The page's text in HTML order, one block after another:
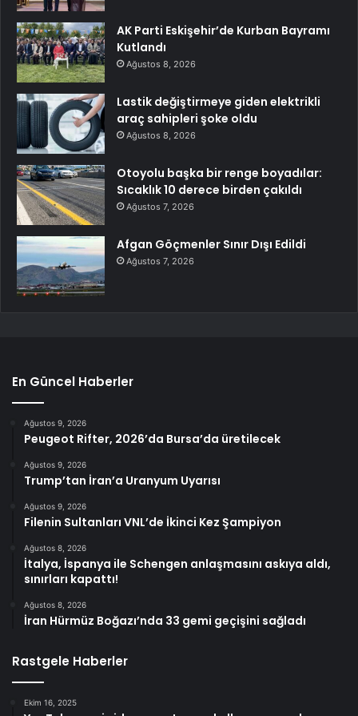
AK Parti Eskişehir’de Kurban Bayramı
Kutlandı
Ağustos 8, 2026
Lastik değiştirmeye giden elektrikli
araç sahipleri şoke oldu
Ağustos 8, 2026
Otoyolu başka bir renge boyadılar:
Sıcaklık 10 derece birden çakıldı
Ağustos 7, 2026
Afgan Göçmenler Sınır Dışı Edildi
Ağustos 7, 2026
En Güncel Haberler
Ağustos 9, 2026
Peugeot Rifter, 2026’da Bursa’da üretilecek
Ağustos 9, 2026
Trump’tan İran’a Uranyum Uyarısı
Ağustos 9, 2026
Filenin Sultanları VNL’de İkinci Kez Şampiyon
Ağustos 8, 2026
İtalya, İspanya ile Schengen anlaşmasını askıya aldı,
sınırları kapattı!
Ağustos 8, 2026
İran Hürmüz Boğazı’nda 33 gemi geçişini sağladı
Rastgele Haberler
Ekim 16, 2025